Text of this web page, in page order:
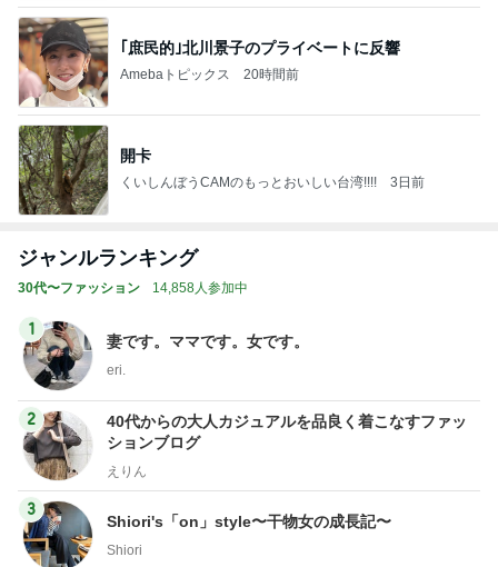
｢庶民的｣北川景子のプライベートに反響
Amebaトピックス 20時間前
開卡
くいしんぼうCAMのもっとおいしい台湾!!!! 3日前
ジャンルランキング
30代〜ファッション 14,858人参加中
1
妻です。ママです。女です。
eri.
2
40代からの大人カジュアルを品良く着こなすファッ
ションブログ
えりん
3
Shiori's「on」style〜干物女の成長記〜
Shiori